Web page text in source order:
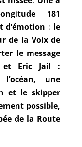
181
d’émotion : le
de la Voix de
le message
et Eric Jail :
une
et le skipper
possible,
de la Route